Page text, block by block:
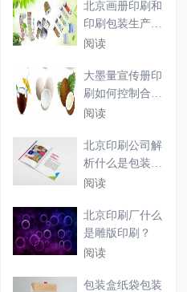
北京画册印刷和
印刷包装生产的
应用
阅读
大墨量宣传册印
刷如何控制合
适？
阅读
北京印刷公司解
析什么是包装印
刷？
阅读
北京印刷厂什么
是雕版印刷？
阅读
包装盒纸袋包装